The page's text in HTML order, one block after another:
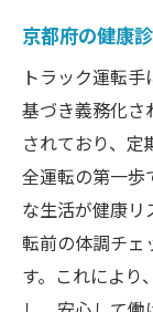
京都府の健康
トラック運転
基づき義務化さ
されており、
全運転の第一歩
な生活が健康リ
転前の体調チェ
す。これにより